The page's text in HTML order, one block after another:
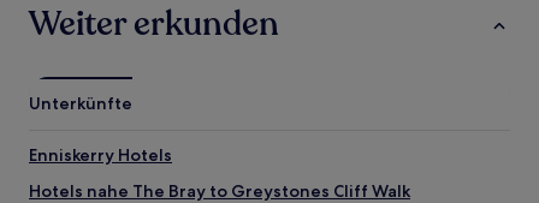
Weiter erkunden
Unterkünfte
Enniskerry Hotels
Hotels nahe The Bray to Greystones Cliff Walk